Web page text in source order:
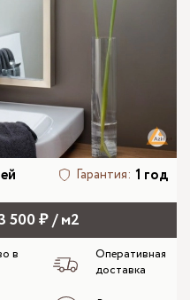
Гарантия: 1 год
500 ₽ / м2
в
Оперативная
доставка